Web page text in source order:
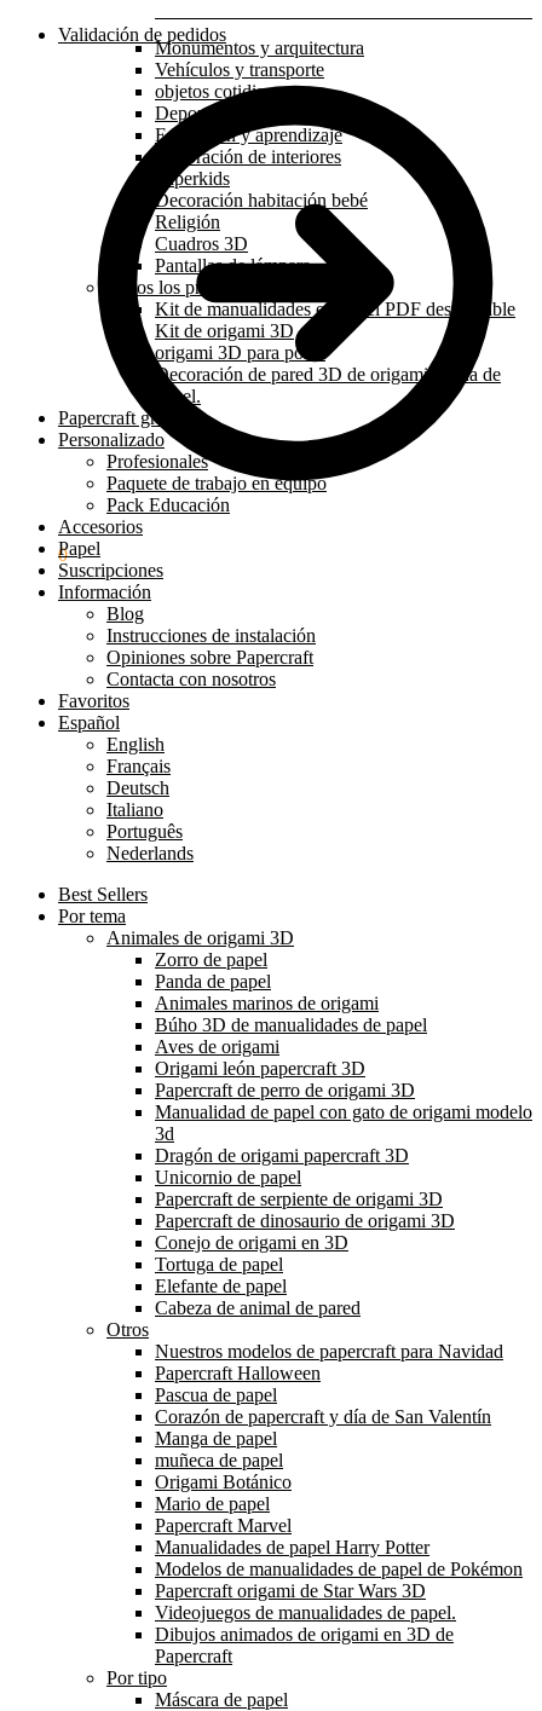
Validación de pedidos
0.00€ 0
Monumentos y arquitectura
Vehículos y transporte
objetos cotidianos
Deporte y profesión
Educación y aprendizaje
Decoración de interiores
Paperkids
Decoración habitación bebé
Religión
Cuadros 3D
Pantallas de lámpara
Todos los productos
Kit de manualidades en papel PDF descargable
Kit de origami 3D
origami 3D para posar
Decoración de pared 3D de origami hecha de
papel.
Papercraft gratis
Personalizado
Profesionales
Paquete de trabajo en equipo
Pack Educación
Accesorios
Papel
Suscripciones
Información
Blog
Instrucciones de instalación
Opiniones sobre Papercraft
Contacta con nosotros
Favoritos
Español
English
Français
Deutsch
Italiano
Português
Nederlands
Best Sellers
Por tema
Animales de origami 3D
Zorro de papel
Panda de papel
Animales marinos de origami
Búho 3D de manualidades de papel
Aves de origami
Origami león papercraft 3D
Papercraft de perro de origami 3D
Manualidad de papel con gato de origami modelo
3d
Dragón de origami papercraft 3D
Unicornio de papel
Papercraft de serpiente de origami 3D
Papercraft de dinosaurio de origami 3D
Conejo de origami en 3D
Tortuga de papel
Elefante de papel
Cabeza de animal de pared
Otros
Nuestros modelos de papercraft para Navidad
Papercraft Halloween
Pascua de papel
Corazón de papercraft y día de San Valentín
Manga de papel
muñeca de papel
Origami Botánico
Mario de papel
Papercraft Marvel
Manualidades de papel Harry Potter
Modelos de manualidades de papel de Pokémon
Papercraft origami de Star Wars 3D
Videojuegos de manualidades de papel.
Dibujos animados de origami en 3D de
Papercraft
Por tipo
Máscara de papel